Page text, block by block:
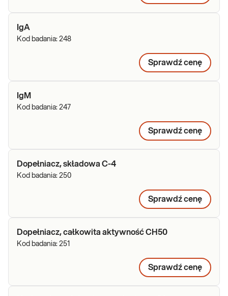
IgA
Kod badania: 248
Sprawdź cenę
IgM
Kod badania: 247
Sprawdź cenę
Dopełniacz, składowa C-4
Kod badania: 250
Sprawdź cenę
Dopełniacz, całkowita aktywność CH50
Kod badania: 251
Sprawdź cenę